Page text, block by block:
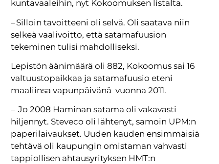
kuntavaaleihin, nyt Kokoomuksen listalta.
– Silloin tavoitteeni oli selvä. Oli saatava niin
selkeä vaalivoitto, että satamafuusion
tekeminen tulisi mahdolliseksi.
Lepistön äänimäärä oli 882, Kokoomus sai 16
valtuustopaikkaa ja satamafuusio eteni
maaliinsa vapunpäivänä vuonna 2011.
– Jo 2008 Haminan satama oli vakavasti
hiljennyt. Steveco oli lähtenyt, samoin UPM:n
paperilaivaukset. Uuden kauden ensimmäisiä
tehtävä oli kaupungin omistaman vahvasti
tappiollisen ahtausyrityksen HMT:n